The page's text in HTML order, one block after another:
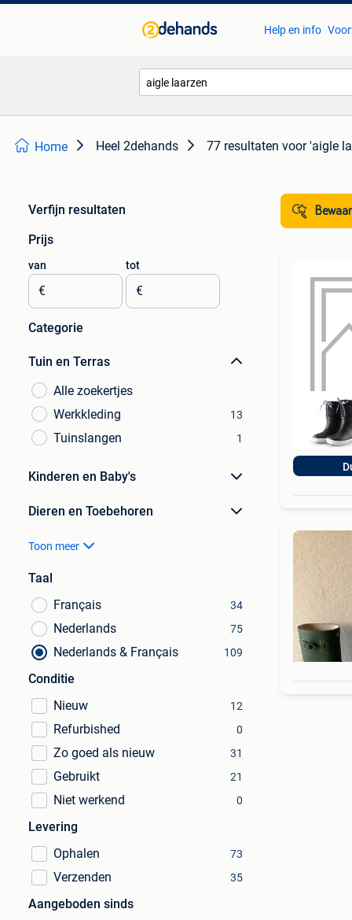
Help en info
Home Heel 2dehands 77 resultaten voor 'aigle
Verfijn resultaten
Prijs
van
€
tot
€
Categorie
Tuin en Terras
Alle zoekertjes
Werkkleding
13
Tuinslangen 1
Kinderen en Baby's
Dieren en Toebehoren
Toon meer
Taal
Français
34
Nederlands 75
Nederlands & Français 109
Conditie
Nieuw
12
Refurbished 0
Zo goed als nieuw 31
Gebruikt 21
Niet werkend 0
Levering
Ophalen
73
Verzenden 35
Aangeboden sinds